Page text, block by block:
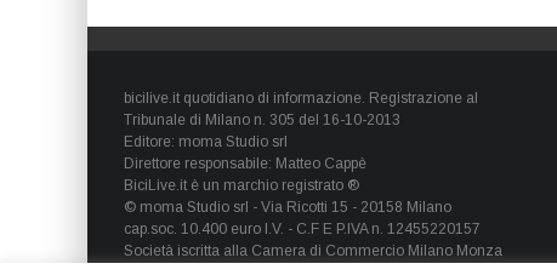
bicilive.it quotidiano di informazione. Registrazione al
Tribunale di Milano n. 305 del 16-10-2013
Editore: moma Studio srl
Direttore responsabile: Matteo Cappè
BiciLive.it è un marchio registrato ®
© moma Studio srl - Via Ricotti 15 - 20158 Milano
cap.soc. 10.400 euro I.V. - C.F E P.IVA n. 12455220157
Società iscritta alla Camera di Commercio Milano Monza